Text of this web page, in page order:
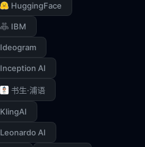
HuggingFace
IBM
Ideogram
Inception AI
书生·浦语
KlingAI
Leonardo AI